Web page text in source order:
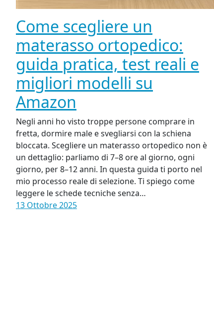
Come scegliere un
materasso ortopedico:
guida pratica, test reali e
migliori modelli su
Amazon
Negli anni ho visto troppe persone comprare in
fretta, dormire male e svegliarsi con la schiena
bloccata. Scegliere un materasso ortopedico non è
un dettaglio: parliamo di 7–8 ore al giorno, ogni
giorno, per 8–12 anni. In questa guida ti porto nel
mio processo reale di selezione. Ti spiego come
leggere le schede tecniche senza…
13 Ottobre 2025